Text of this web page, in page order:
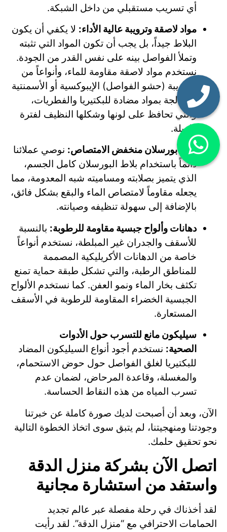
أي تسريب مستقبلي من داخل الشبكة.
مواد لاصقة وترويبة عالية الأداء: لا يكفي أن يكون
البلاط جيداً، بل يجب أن تكون المواد التي تثبته
وتملأ الفواصل بينه على نفس القدر من الجودة.
نستخدم مواد لاصقة مقاومة للماء، وأنواعاً من
الترويبة (حشو الفواصل) الإيبوكسية أو الأسمنتية
المعالجة بمواد مضادة للبكتيريا والفطريات،
والتي تحافظ على لونها وشكلها النظيف لفترة
طويلة.
بلاط بورسلان منخفض الامتصاص: نوصي عملائنا
دائماً باستخدام بلاط البورسلان كامل الجسم،
الذي يتميز بصلابته ومساميته شبه المعدومة، مما
يجعله مقاوماً لامتصاص الماء والبقع بشكل فائق،
بالإضافة إلى سهولة تنظيفه وصيانته.
دهانات وألواح جبسية مقاومة للرطوبة: بالنسبة
للأسقف والجدران غير المبلطة، نستخدم أنواعاً
خاصة من الدهانات الأكريليكية المصممة
للمناطق الرطبة، والتي تشكل طبقة حماية تمنع
تكثف بخار الماء ونمو العفن. كما نستخدم الألواح
الجبسية الخضراء المقاومة للرطوبة في الأسقف
المستعارة.
سيليكون مانع للتسرب حول الأدوات
الصحية: نستخدم أجود أنواع السيليكون المضاد
للبكتيريا لغلق الفواصل حول حوض الاستحمام،
والمغسلة، وقاعدة المرحاض، لضمان عدم
تسرب المياه من هذه النقاط الحساسة.
الآن، وبعد أن أصبحت لديك صورة كاملة عن خبرتنا
وجودتنا ومنهجيتنا، لم يتبق سوى اتخاذ الخطوة التالية
نحو تحقيق حلمك.
اتصل الآن بشركة منزل الدقة
واستفد من استشارة مجانية
لقد أخذناك في رحلة مفصلة عبر عالم تجديد
الحمامات الاحترافي مع “منزل الدقة”. لقد رأيت